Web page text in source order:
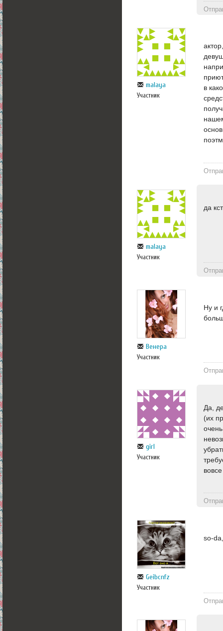
malaya
Участник
в
malaya
Участник
да
Венера
Участник
Ну и
girl
Участник
Да,
(их
Geibcnfz
Участник
so-